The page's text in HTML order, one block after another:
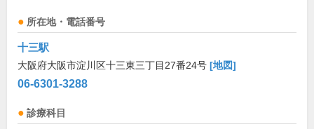
所在地・電話番号
十三駅
大阪府大阪市淀川区十三東三丁目27番24号 [地図]
06-6301-3288
診療科目